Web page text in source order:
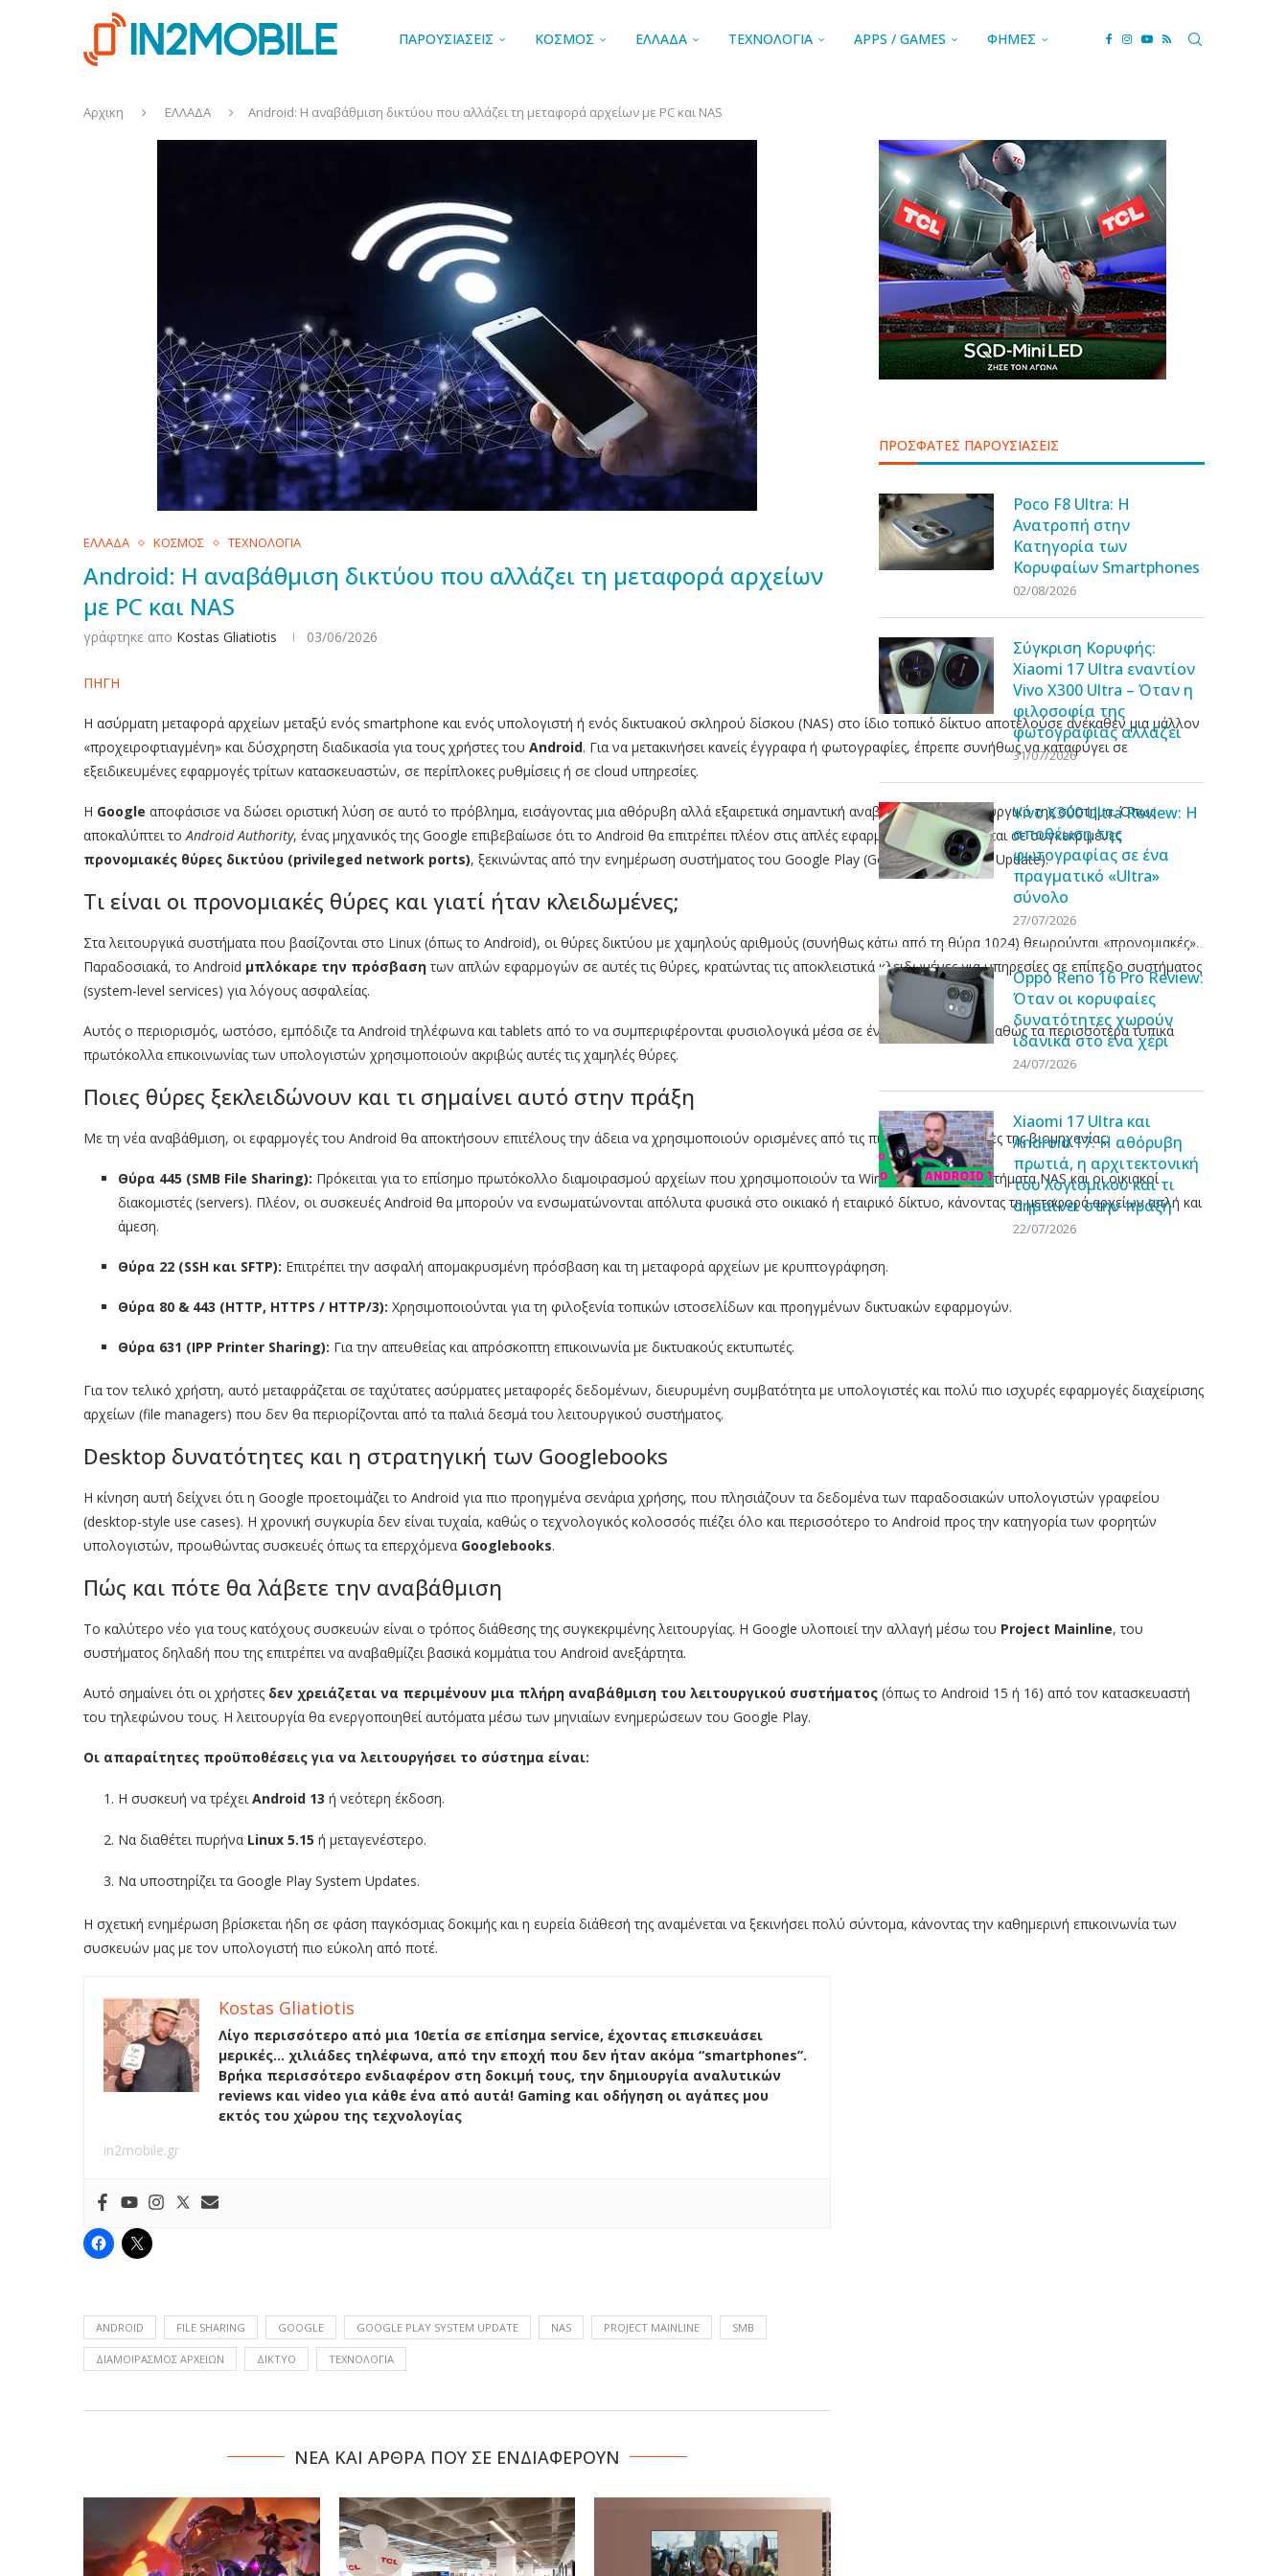
ΠΑΡΟΥΣΙΑΣΕΙΣ ΚΟΣΜΟΣ ΕΛΛΑΔΑ ΤΕΧΝΟΛΟΓΙΑ APPS / GAMES ΦΗΜΕΣ
Αρχικη ΕΛΛΑΔΑ Android: Η αναβάθμιση δικτύου που αλλάζει τη μεταφορά αρχείων με PC και NAS
ΕΛΛΑΔΑ ΚΟΣΜΟΣ ΤΕΧΝΟΛΟΓΙΑ
Android: Η αναβάθμιση δικτύου που αλλάζει τη μεταφορά αρχείων
με PC και NAS
γράφτηκε απο Kostas Gliatiotis 03/06/2026
ΠΗΓΗ
Η ασύρματη μεταφορά αρχείων μεταξύ ενός smartphone και ενός υπολογιστή ή ενός δικτυακού σκληρού δίσκου (NAS) στο ίδιο τοπικό δίκτυο αποτελούσε ανέκαθεν μια μάλλον
«προχειροφτιαγμένη» και δύσχρηστη διαδικασία για τους χρήστες του Android. Για να μετακινήσει κανείς έγγραφα ή φωτογραφίες, έπρεπε συνήθως να καταφύγει σε
εξειδικευμένες εφαρμογές τρίτων κατασκευαστών, σε περίπλοκες ρυθμίσεις ή σε cloud υπηρεσίες.
Η Google αποφάσισε να δώσει οριστική λύση σε αυτό το πρόβλημα, εισάγοντας μια αθόρυβη αλλά εξαιρετικά σημαντική αναβάθμιση στο λειτουργικό της σύστημα. Όπως
αποκαλύπτει τοAndroid Authority, ένας μηχανικός της Google επιβεβαίωσε ότι το Android θα επιτρέπει πλέον στις απλές εφαρμογές να συνδέονται σε συγκεκριμένες
προνομιακές θύρες δικτύου (privileged network ports), ξεκινώντας από την ενημέρωση συστήματος του Google Play (Google Play System Update).
Τι είναι οι προνομιακές θύρες και γιατί ήταν κλειδωμένες;
Στα λειτουργικά συστήματα που βασίζονται στο Linux (όπως το Android), οι θύρες δικτύου με χαμηλούς αριθμούς (συνήθως κάτω από τη θύρα 1024) θεωρούνται «προνομιακές».
Παραδοσιακά, το Android μπλόκαρε την πρόσβαση των απλών εφαρμογών σε αυτές τις θύρες, κρατώντας τις αποκλειστικά κλειδωμένες για υπηρεσίες σε επίπεδο συστήματος
(system-level services) για λόγους ασφαλείας.
Αυτός ο περιορισμός, ωστόσο, εμπόδιζε τα Android τηλέφωνα και tablets από το να συμπεριφέρονται φυσιολογικά μέσα σε ένα τοπικό δίκτυο, καθώς τα περισσότερα τυπικά
πρωτόκολλα επικοινωνίας των υπολογιστών χρησιμοποιούν ακριβώς αυτές τις χαμηλές θύρες.
Ποιες θύρες ξεκλειδώνουν και τι σημαίνει αυτό στην πράξη
Με τη νέα αναβάθμιση, οι εφαρμογές του Android θα αποκτήσουν επιτέλους την άδεια να χρησιμοποιούν ορισμένες από τις πιο σημαντικές θύρες της βιομηχανίας:
Θύρα 445 (SMB File Sharing): Πρόκειται για το επίσημο πρωτόκολλο διαμοιρασμού αρχείων που χρησιμοποιούν τα Windows PCs, τα συστήματα NAS και οι οικιακοί
διακομιστές (servers). Πλέον, οι συσκευές Android θα μπορούν να ενσωματώνονται απόλυτα φυσικά στο οικιακό ή εταιρικό δίκτυο, κάνοντας τη μεταφορά αρχείων απλή και
άμεση.
Θύρα 22 (SSH και SFTP): Επιτρέπει την ασφαλή απομακρυσμένη πρόσβαση και τη μεταφορά αρχείων με κρυπτογράφηση.
Θύρα 80 & 443 (HTTP, HTTPS / HTTP/3): Χρησιμοποιούνται για τη φιλοξενία τοπικών ιστοσελίδων και προηγμένων δικτυακών εφαρμογών.
Θύρα 631 (IPP Printer Sharing): Για την απευθείας και απρόσκοπτη επικοινωνία με δικτυακούς εκτυπωτές.
Για τον τελικό χρήστη, αυτό μεταφράζεται σε ταχύτατες ασύρματες μεταφορές δεδομένων, διευρυμένη συμβατότητα με υπολογιστές και πολύ πιο ισχυρές εφαρμογές διαχείρισης
αρχείων (file managers) που δεν θα περιορίζονται από τα παλιά δεσμά του λειτουργικού συστήματος.
Desktop δυνατότητες και η στρατηγική των Googlebooks
Η κίνηση αυτή δείχνει ότι η Google προετοιμάζει το Android για πιο προηγμένα σενάρια χρήσης, που πλησιάζουν τα δεδομένα των παραδοσιακών υπολογιστών γραφείου
(desktop-style use cases). Η χρονική συγκυρία δεν είναι τυχαία, καθώς ο τεχνολογικός κολοσσός πιέζει όλο και περισσότερο το Android προς την κατηγορία των φορητών
υπολογιστών, προωθώντας συσκευές όπως τα επερχόμενα Googlebooks.
Πώς και πότε θα λάβετε την αναβάθμιση
Το καλύτερο νέο για τους κατόχους συσκευών είναι ο τρόπος διάθεσης της συγκεκριμένης λειτουργίας. Η Google υλοποιεί την αλλαγή μέσω του Project Mainline, του
συστήματος δηλαδή που της επιτρέπει να αναβαθμίζει βασικά κομμάτια του Android ανεξάρτητα.
Αυτό σημαίνει ότι οι χρήστες δεν χρειάζεται να περιμένουν μια πλήρη αναβάθμιση του λειτουργικού συστήματος (όπως το Android 15 ή 16) από τον κατασκευαστή
του τηλεφώνου τους. Η λειτουργία θα ενεργοποιηθεί αυτόματα μέσω των μηνιαίων ενημερώσεων του Google Play.
Οι απαραίτητες προϋποθέσεις για να λειτουργήσει το σύστημα είναι:
Η συσκευή να τρέχειAndroid 13 ή νεότερη έκδοση.
Να διαθέτει πυρήνα Linux 5.15 ή μεταγενέστερο.
Να υποστηρίζει τα Google Play System Updates.
Η σχετική ενημέρωση βρίσκεται ήδη σε φάση παγκόσμιας δοκιμής και η ευρεία διάθεσή της αναμένεται να ξεκινήσει πολύ σύντομα, κάνοντας την καθημερινή επικοινωνία των
συσκευών μας με τον υπολογιστή πιο εύκολη από ποτέ.
Kostas Gliatiotis
Λίγο περισσότερο από μια 10ετία σε επίσημα service, έχοντας επισκευάσει
μερικές… χιλιάδες τηλέφωνα, από την εποχή που δεν ήταν ακόμα “smartphones”.
Βρήκα περισσότερο ενδιαφέρον στη δοκιμή τους, την δημιουργία αναλυτικών
reviews και video για κάθε ένα από αυτά! Gaming και οδήγηση οι αγάπες μου
εκτός του χώρου της τεχνολογίας
in2mobile.gr
ANDROID FILE SHARING GOOGLE GOOGLE PLAY SYSTEM UPDATE NAS PROJECT MAINLINE SMB
ΔΙΑΜΟΙΡΑΣΜΌΣ ΑΡΧΕΊΩΝ ΔΙΚΤΥΟ ΤΕΧΝΟΛΟΓΙΑ
NΕΑ ΚΑΙ ΑΡΘΡΑ ΠΟΥ ΣΕ ΕΝΔΙΑΦΕΡΟΥΝ
ΠΡΟΣΦΑΤΕΣ ΠΑΡΟΥΣΙΑΣΕΙΣ
Poco F8 Ultra: Η
Ανατροπή στην
Κατηγορία των
Κορυφαίων Smartphones
02/08/2026
Σύγκριση Κορυφής:
Xiaomi 17 Ultra εναντίον
Vivo X300 Ultra – Όταν η
φιλοσοφία της
φωτογραφίας αλλάζει
31/07/2026
Vivo X300 Ultra Review: Η
αποθέωση της
φωτογραφίας σε ένα
πραγματικό «Ultra»
σύνολο
27/07/2026
Oppo Reno 16 Pro Review:
Όταν οι κορυφαίες
δυνατότητες χωρούν
ιδανικά στο ένα χέρι
24/07/2026
Xiaomi 17 Ultra και
Android 17: Η αθόρυβη
πρωτιά, η αρχιτεκτονική
του λογισμικού και τι
σημαίνει στην πράξη
22/07/2026